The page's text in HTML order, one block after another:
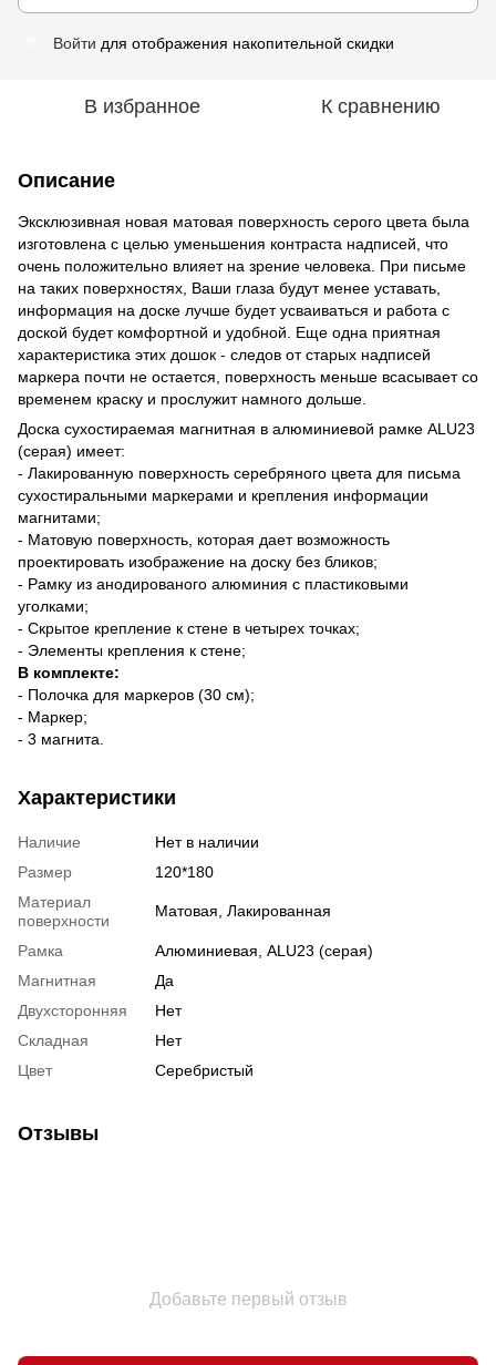
Войти для отображения накопительной скидки
В избранное К сравнению
Описание
Эксклюзивная новая матовая поверхность серого цвета была
изготовлена с целью уменьшения контраста надписей, что
очень положительно влияет на зрение человека. При письме
на таких поверхностях, Ваши глаза будут менее уставать,
информация на доске лучше будет усваиваться и работа с
доской будет комфортной и удобной. Еще одна приятная
характеристика этих дошок - следов от старых надписей
маркера почти не остается, поверхность меньше всасывает со
временем краску и прослужит намного дольше.
Доска сухостираемая магнитная в алюминиевой рамке ALU23
(серая) имеет:
- Лакированную поверхность серебряного цвета для письма
сухостиральными маркерами и крепления информации
магнитами;
- Матовую поверхность, которая дает возможность
проектировать изображение на доску без бликов;
- Рамку из анодированого алюминия с пластиковыми
уголками;
- Скрытое крепление к стене в четырех точках;
- Элементы крепления к стене;
В комплекте:
- Полочка для маркеров (30 см);
- Маркер;
- 3 магнита.
Характеристики
Наличие
Нет в наличии
Размер
120*180
Материал
поверхности
Матовая, Лакированная
Рамка
Алюминиевая, ALU23 (серая)
Магнитная
Да
Двухсторонняя
Нет
Складная
Нет
Цвет
Серебристый
Отзывы
Добавьте первый отзыв